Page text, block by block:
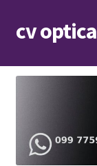
Skip
to
Skip
to
cv optica
Armazones de
Repuestos